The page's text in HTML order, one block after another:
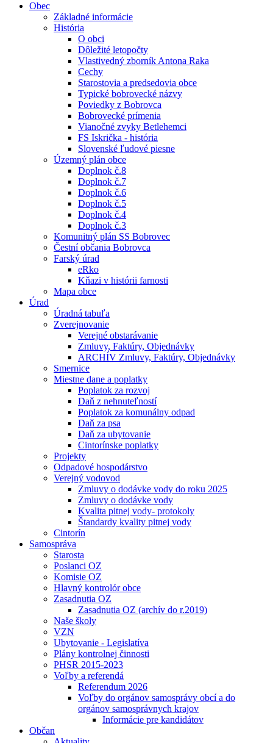
Obec
Základné informácie
História
O obci
Dôležité letopočty
Vlastivedný zborník Antona Raka
Cechy
Starostovia a predsedovia obce
Typické bobrovecké názvy
Poviedky z Bobrovca
Bobrovecké prímenia
Vianočné zvyky Betlehemci
FS Iskrička - história
Slovenské ľudové piesne
Územný plán obce
Doplnok č.8
Doplnok č.7
Doplnok č.6
Doplnok č.5
Doplnok č.4
Doplnok č.3
Komunitný plán SS Bobrovec
Čestní občania Bobrovca
Farský úrad
eRko
Kňazi v histórii farnosti
Mapa obce
Úrad
Úradná tabuľa
Zverejnovanie
Verejné obstarávanie
Zmluvy, Faktúry, Objednávky
ARCHÍV Zmluvy, Faktúry, Objednávky
Smernice
Miestne dane a poplatky
Poplatok za rozvoj
Daň z nehnuteľností
Poplatok za komunálny odpad
Daň za psa
Daň za ubytovanie
Cintorínske poplatky
Projekty
Odpadové hospodárstvo
Verejný vodovod
Zmluvy o dodávke vody do roku 2025
Zmluvy o dodávke vody
Kvalita pitnej vody- protokoly
Štandardy kvality pitnej vody
Cintorín
Samospráva
Starosta
Poslanci OZ
Komisie OZ
Hlavný kontrolór obce
Zasadnutia OZ
Zasadnutia OZ (archív do r.2019)
Naše školy
VZN
Ubytovanie - Legislatíva
Plány kontrolnej činnosti
PHSR 2015-2023
Voľby a referendá
Referendum 2026
Voľby do orgánov samosprávy obcí a do
orgánov samosprávnych krajov
Informácie pre kandidátov
Občan